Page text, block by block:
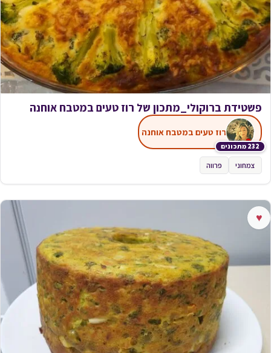
פשטידת ברוקולי_מתכון של רוז טעים במטבח אוחנה
232 מתכונים
רוז טעים במטבח אוחנה
צמחוני פרווה
♥